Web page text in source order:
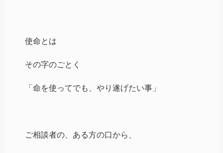
使命とは
その字のごとく
「命を使ってでも、やり遂げたい事」
ご相談者の、ある方の口から、